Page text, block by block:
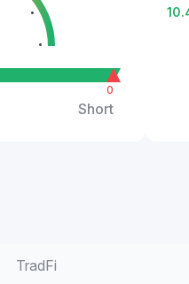
0
Short
TradFi